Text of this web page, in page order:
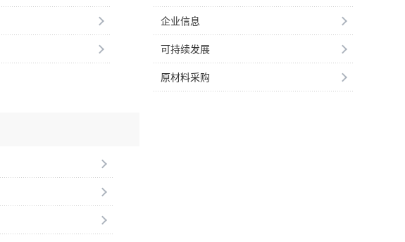
企业信息
可持续发展
原材料采购